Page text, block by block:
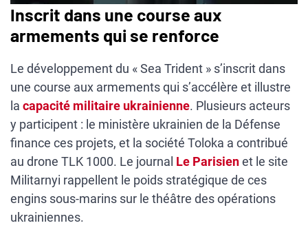
Inscrit dans une course aux
armements qui se renforce
Le développement du « Sea Trident » s’inscrit dans
une course aux armements qui s’accélère et illustre
la capacité militaire ukrainienne. Plusieurs acteurs
y participent : le ministère ukrainien de la Défense
finance ces projets, et la société Toloka a contribué
au drone TLK 1000. Le journal Le Parisienet le site
Militarnyi rappellent le poids stratégique de ces
engins sous-marins sur le théâtre des opérations
ukrainiennes.